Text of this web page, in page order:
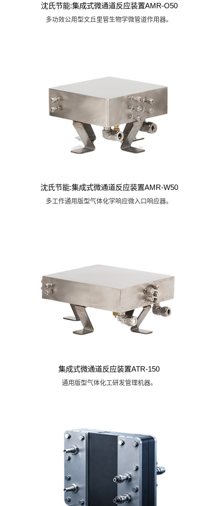
沈氏节能:集成式微通道反应装置AMR-O50
多功效公用型文丘里管生物学微管道作用器。
沈氏节能:集成式微通道反应装置AMR-W50
多工作通用版型气体化学响应微入口响应器。
集成式微通道反应装置ATR-150
通用版型气体化工研发管理机器。